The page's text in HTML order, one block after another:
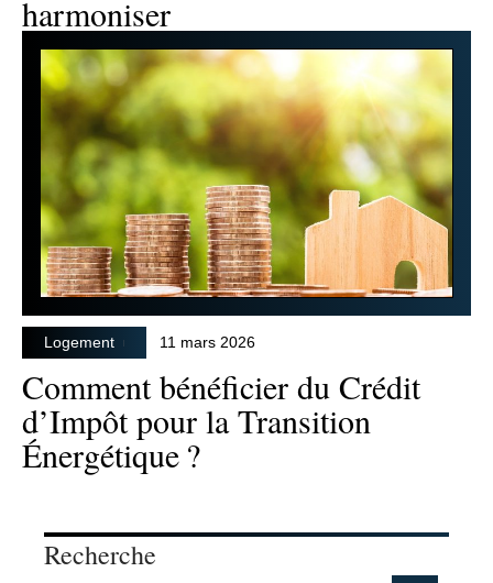
harmoniser
Logement 11 mars 2026
Comment bénéficier du Crédit
d’Impôt pour la Transition
Énergétique ?
Recherche